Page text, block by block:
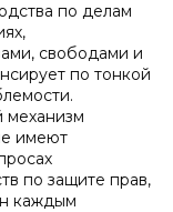
по делам
свободами и
по тонкой
механизм
имеют
по защите прав,
каждым